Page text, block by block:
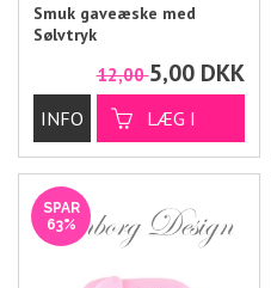
Smuk gaveæske med
Sølvtryk
12,005,00 DKK
SPAR
63%